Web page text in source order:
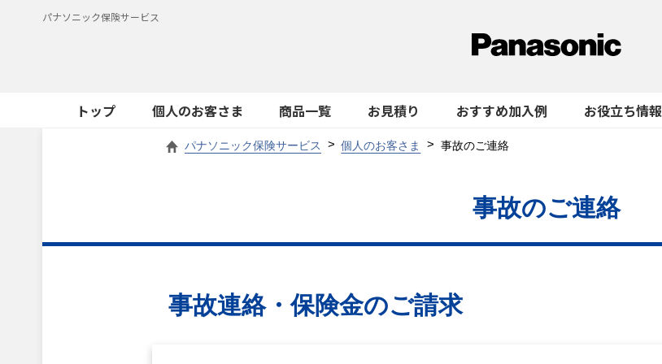
パナソニック保険サービス
トップ 個人のお客さま 商品一覧 お見積り おすすめ加入例 お役立ち情報
パナソニック保険サービス 個人のお客さま 事故のご連絡
事故のご連絡
事故連絡・保険金のご請求